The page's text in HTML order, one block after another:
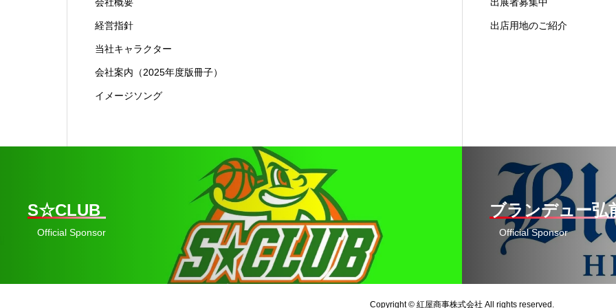
経営指針
当社キャラクター
会社案内（2025年度版冊子）
イメージソング
出店用地のご紹介
S☆CLUB
Official Sponsor
ブランデュー弘
Official Sponsor
Copyright © 紅屋商事株式会社 All rights reserved.